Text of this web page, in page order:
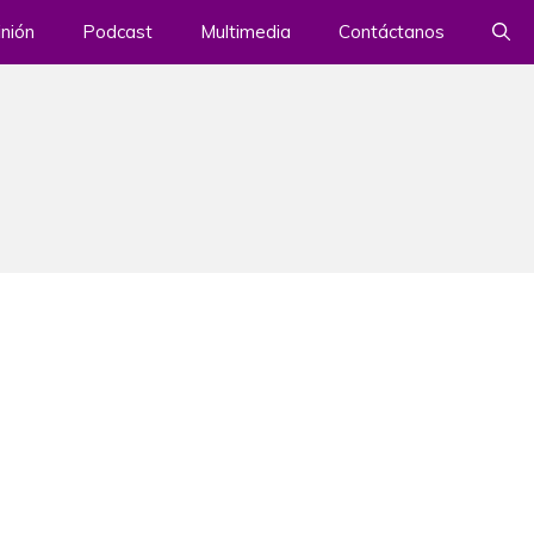
Podcast Multimedia Contáctanos